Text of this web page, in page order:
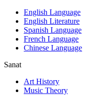
English Language
English Literature
Spanish Language
French Language
Chinese Language
Sanat
Art History
Music Theory